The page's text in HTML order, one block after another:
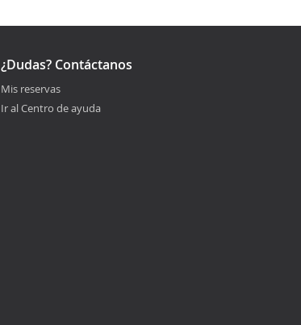
¿Dudas? Contáctanos
Mis reservas
Ir al Centro de ayuda